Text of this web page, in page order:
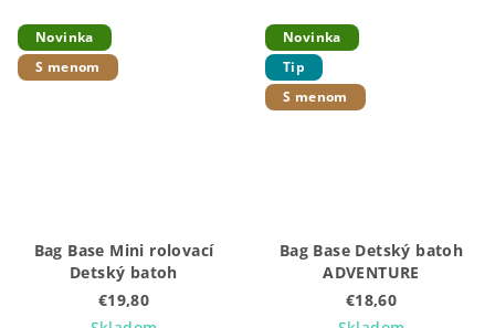
Novinka
S menom
Bag Base Mini rolovací
Detský batoh
€19,80
Novinka
Tip
S menom
Bag Base Detský batoh
ADVENTURE
€18,60